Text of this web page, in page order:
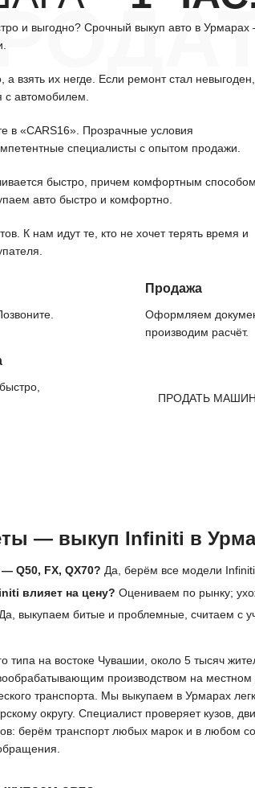
и выгодно? Срочный выкуп авто в
взять их негде. Если ремонт стал невыгоден,
с автомобилем.
в «CARS16». Прозрачные условия
специалисты с опытом продажи.
быстро, причем комфортным
авто быстро и комфортно.
К нам идут те, кто не хочет терять время и
Продажа
Оформляем
производим расчёт.
ПРОДАТЬ
— выкуп Infiniti в
Q50, FX, QX70? Да, берём все модели
влияет на цену? Оцениваем по рынку;
Да, выкупаем битые и проблемные, считаем с
типа на востоке Чувашии, около 5 тысяч
производством на
транспорта. Мы выкупаем в Урмарах
округу. Специалист проверяет кузов,
берём транспорт любых марок и в любом